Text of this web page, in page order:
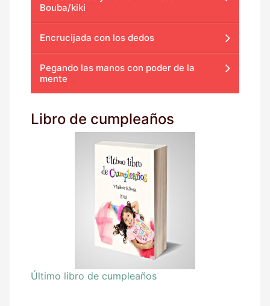
Bouba/kiki
Encrucijada con los dedos
Pegando las manos con poder de la
mente
Libro de cumpleaños
Último libro de cumpleaños